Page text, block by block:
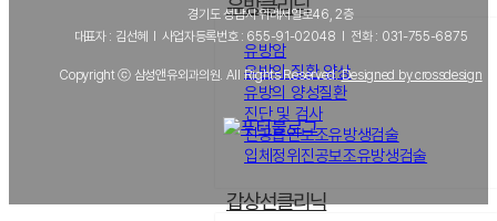
유방암
유방의 질환 양상
유방의 양성질환
진단 및 검사
진공흡인보조유방생검술
입체정위진공보조유방생검술
갑상선클리닉
경기도 성남시 위례서일로46, 2층
대표자 : 김선혜 l 사업자등록번호 : 655-91-02048 l 전화 : 031-755-6875
Copyright ⓒ 삼성앤유외과의원. All Rights Reserved.Designed by crossdesign